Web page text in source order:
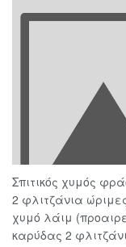
Σπιτικός χυμός
2 φλιτζάνια
χυμό λάιμ
καρύδας 2